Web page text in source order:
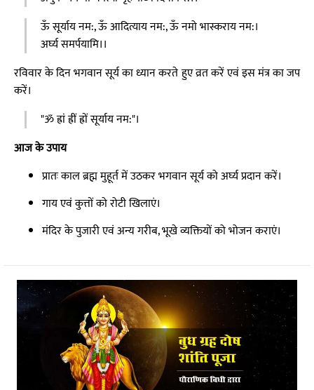
ऊँ सूर्याय नम:, ऊँ आदित्याय नम:, ऊँ नमो भास्कराय नम:।
अर्घ्य समर्पयामि।।
रविवार के दिन भगवान सूर्य का ध्यान करते हुए व्रत करें एवं इस मंत्र का जप
करें।
"ॐ ह्रां ह्रीं ह्रों सूर्याय नम:"।
आज के उपाय
प्रातः काल ब्रह्म मुहूर्त में उठकर भगवान सूर्य को अर्घ्य प्रदान करें।
गाय एवं कुत्तों को रोटी खिलाएं।
मंदिर के पुजारी एवं अन्य गरीब, भूखे व्यक्तियों को भोजन कराएं।